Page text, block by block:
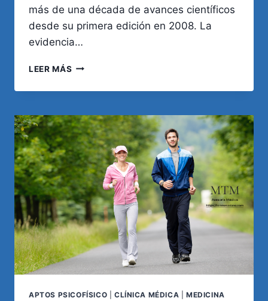
más de una década de avances científicos
desde su primera edición en 2008. La
evidencia…
LEER MÁS ACTIVIDAD
Y
PARA
LA
SALUD:
EVIDENCIA
CIENTÍFICA
ACTUALIZADA
APTOS PSICOFÍSICO CLÍNICA MÉDICA |MEDICINA